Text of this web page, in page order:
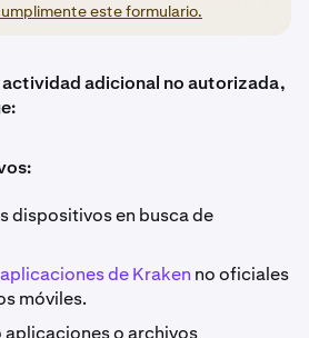
este formulario.
adicional no autorizada,
dispositivos en busca de
aplicaciones de Kraken no oficiales
móviles.
aplicaciones o archivos